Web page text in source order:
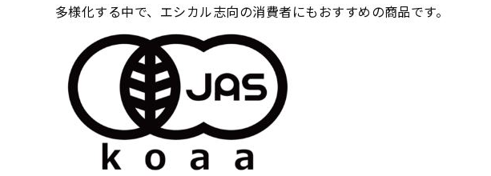
多様化する中で、エシカル志向の消費者にもおすすめの商品です。